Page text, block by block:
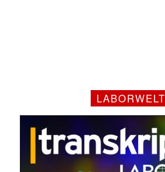
LABORWELT